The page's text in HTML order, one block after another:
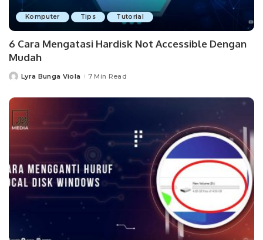
Komputer Tips Tutorial
6 Cara Mengatasi Hardisk Not Accessible Dengan
Mudah
PostedLyra Bunga Viola 7 Min Read